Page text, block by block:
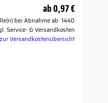
ab0,97 €
bei Abnahme ab 1440
Service- & Versandkosten
Versandkostenübersicht